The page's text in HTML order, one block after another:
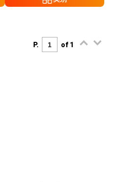
P. of 1